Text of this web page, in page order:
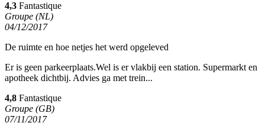
4,3 Fantastique
Groupe (NL)
04/12/2017
De ruimte en hoe netjes het werd opgeleved
Er is geen parkeerplaats.Wel is er vlakbij een station. Supermarkt en
apotheek dichtbij. Advies ga met trein...
4,8 Fantastique
Groupe (GB)
07/11/2017